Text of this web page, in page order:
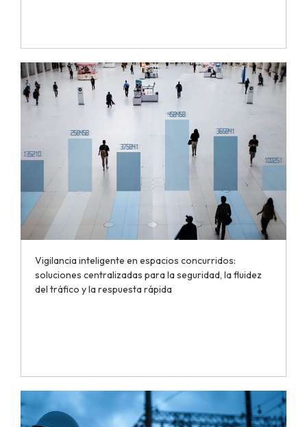
Vigilancia inteligente en espacios concurridos:
soluciones centralizadas para la seguridad, la fluidez
del tráfico y la respuesta rápida